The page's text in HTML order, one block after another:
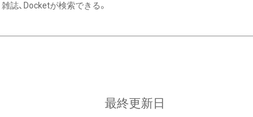
雑誌、Docketが検索できる。
最終更新日